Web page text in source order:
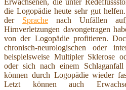
die Logopädie heute sehr gut
der Sprache nach Unfällen
Hirnverletzungen davongetragen
von der Logopädie profitieren.
chronisch-neurologischen oder
beispielsweise Multipler Sklerose
oder sich nach einem
können durch Logopädie wieder
Letzt können auch